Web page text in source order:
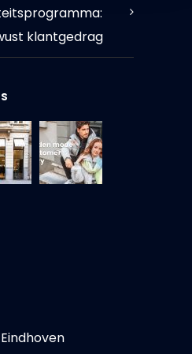
klantgedrag